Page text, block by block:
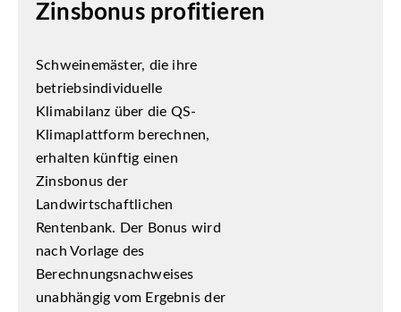
Zinsbonus profitieren
Schweinemäster, die ihre
betriebsindividuelle
Klimabilanz über die QS-
Klimaplattform berechnen,
erhalten künftig einen
Zinsbonus der
Landwirtschaftlichen
Rentenbank. Der Bonus wird
nach Vorlage des
Berechnungsnachweises
unabhängig vom Ergebnis der